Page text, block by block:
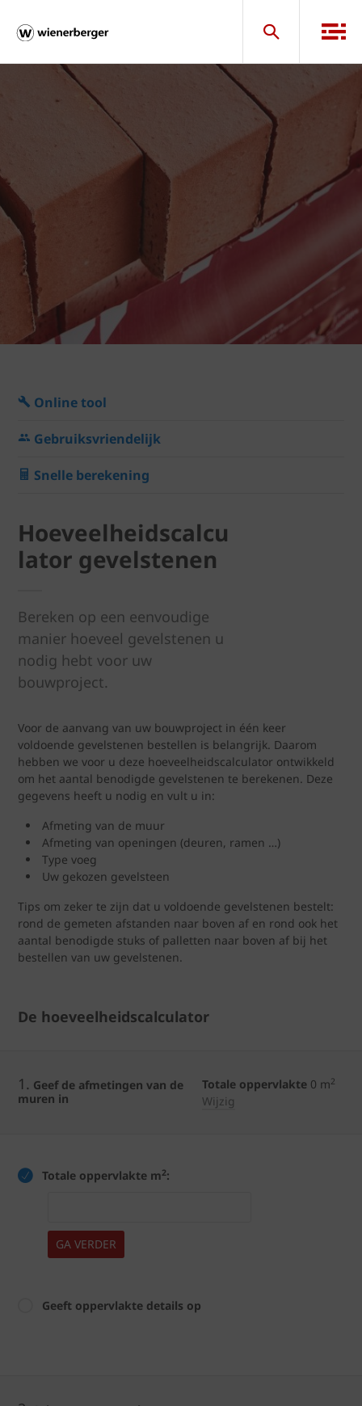
Online tool
Gebruiksvriendelijk
Snelle berekening
Hoeveelheidscalcu
lator gevelstenen
Bereken op een eenvoudige
manier hoeveel gevelstenen u
nodig hebt voor uw
bouwproject.
Voor de aanvang van uw bouwproject in één keer
voldoende gevelstenen bestellen is belangrijk. Daarom
hebben we voor u deze hoeveelheidscalculator ontwikkeld
om het aantal benodigde gevelstenen te berekenen. Deze
gegevens heeft u nodig en vult u in:
Afmeting van de muur
Afmeting van openingen (deuren, ramen …)
Type voeg
Uw gekozen gevelsteen
Tips om zeker te zijn dat u voldoende gevelstenen bestelt:
rond de gemeten afstanden naar boven af en rond ook het
aantal benodigde stuks of palletten naar boven af bij het
bestellen van uw gevelstenen.
De hoeveelheidscalculator
1. Geef de afmetingen van de
muren in
Totale oppervlakte 0 m2
Wijzig
Totale oppervlakte m2:
GA VERDER
Geeft oppervlakte details op